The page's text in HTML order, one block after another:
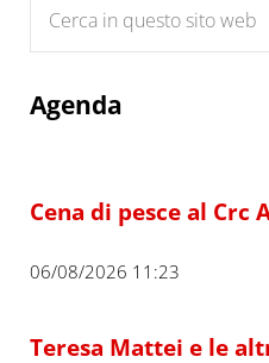
Agenda
Cena di pesce al Crc
06/08/2026 11:23
Teresa Mattei e le